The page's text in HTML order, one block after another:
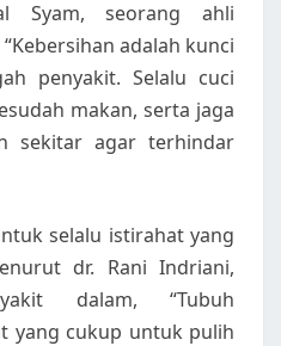
Syam, seorang ahli
adalah kunci
penyakit. Selalu cuci
makan, serta jaga
sekitar agar terhindar
selalu istirahat yang
dr. Rani Indriani,
dalam, “Tubuh
yang cukup untuk pulih